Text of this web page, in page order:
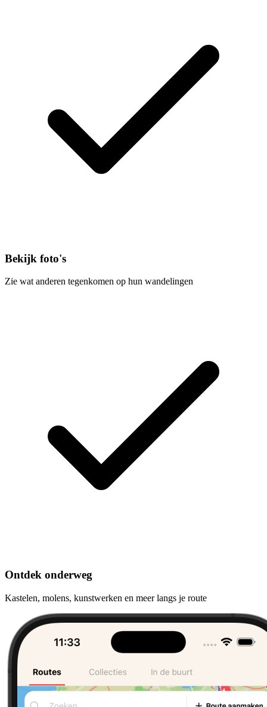
Bekijk foto's
Zie wat anderen tegenkomen op hun wandelingen
Ontdek onderweg
Kastelen, molens, kunstwerken en meer langs je route